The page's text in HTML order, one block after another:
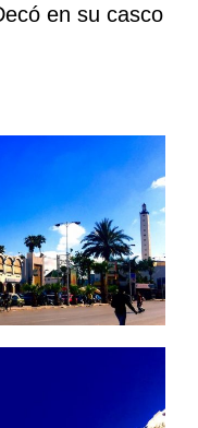
en su casco